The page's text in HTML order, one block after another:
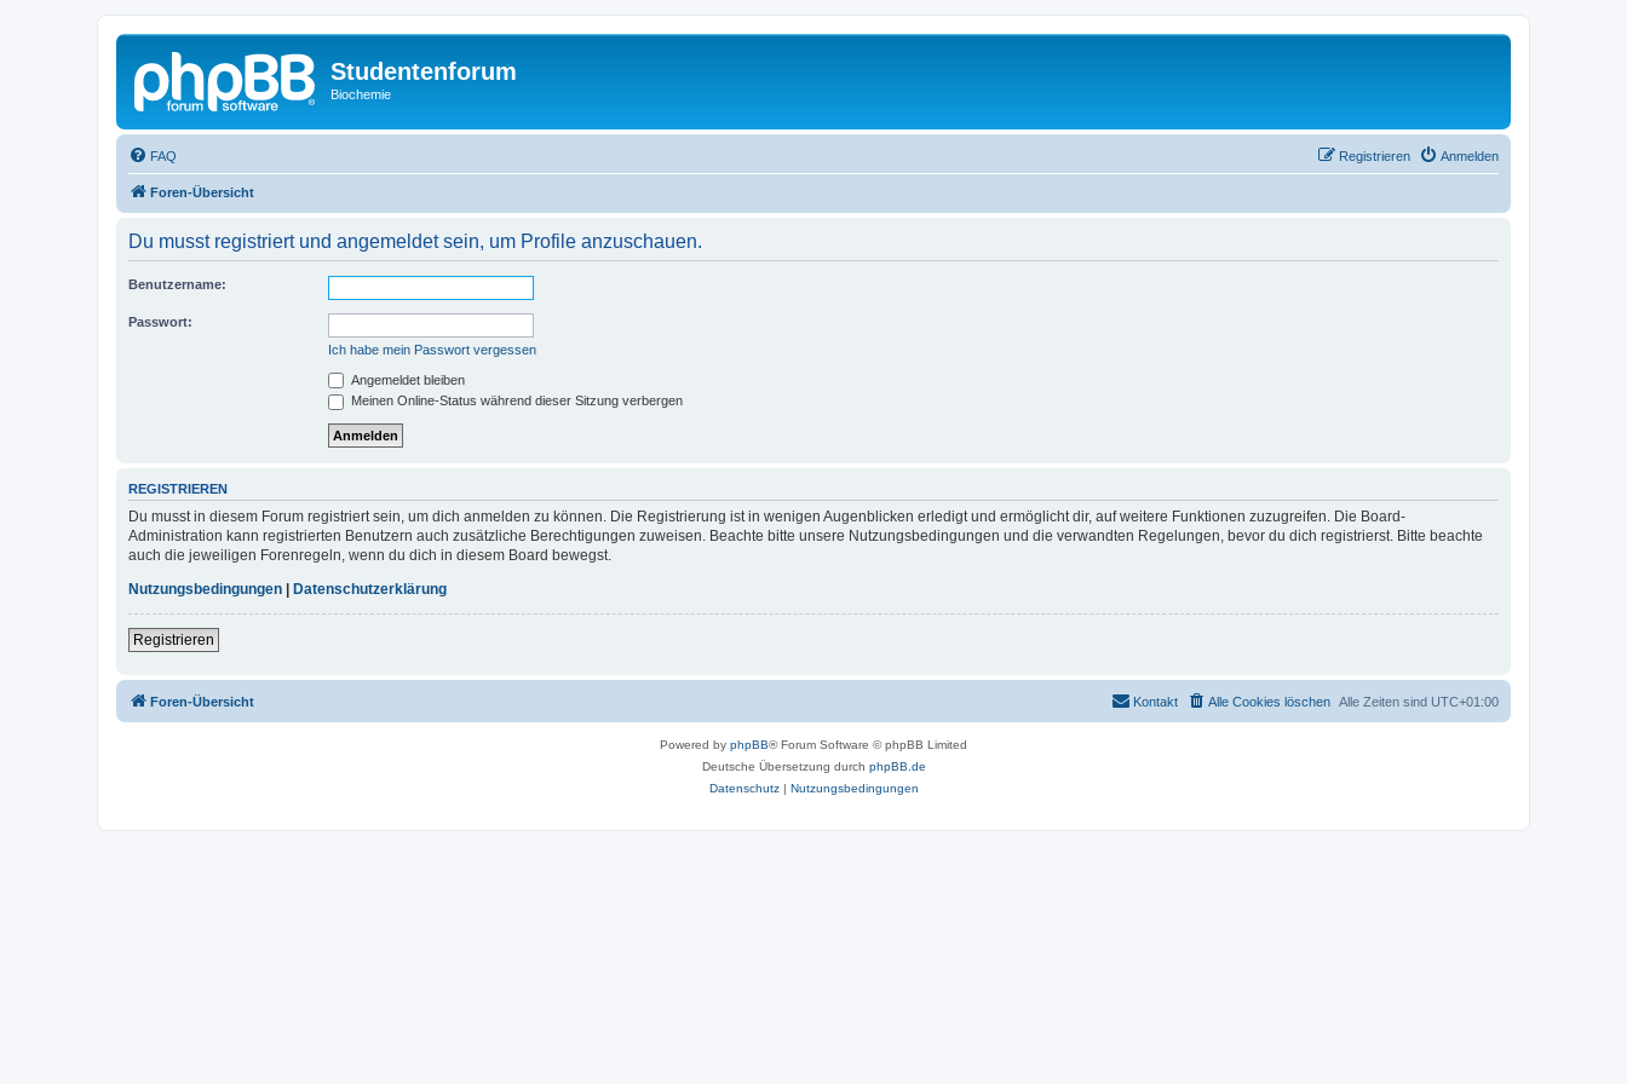
Studentenforum
Biochemie
FAQ Anmelden
Registrieren
Foren-Übersicht
Du musst registriert und angemeldet sein, um Profile anzuschauen.
Benutzername:
Passwort:
Ich habe mein Passwort vergessen
Angemeldet bleiben
Meinen Online-Status während dieser Sitzung verbergen
REGISTRIEREN
Du musst in diesem Forum registriert sein, um dich anmelden zu können. Die Registrierung ist in wenigen Augenblicken erledigt und ermöglicht dir, auf weitere Funktionen zuzugreifen. Die Board-
Administration kann registrierten Benutzern auch zusätzliche Berechtigungen zuweisen. Beachte bitte unsere Nutzungsbedingungen und die verwandten Regelungen, bevor du dich registrierst. Bitte beachte
auch die jeweiligen Forenregeln, wenn du dich in diesem Board bewegst.
Nutzungsbedingungen
Datenschutzerklärung
Registrieren
Foren-Übersicht Alle Zeiten sind UTC+01:00
Alle Cookies löschen
Kontakt
Powered by phpBB® Forum Software © phpBB Limited
Deutsche Übersetzung durch phpBB.de
Datenschutz| Nutzungsbedingungen